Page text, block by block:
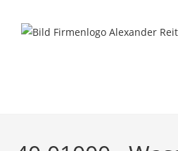
Inhalt